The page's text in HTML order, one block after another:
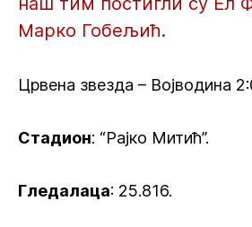
Марко Гобељић.
Црвена звезда – Војводина
Стадион: “Рајко Митић”.
Гледалаца: 25.816.